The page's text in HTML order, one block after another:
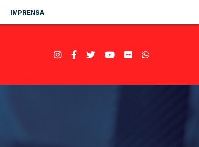
IMPRENSA